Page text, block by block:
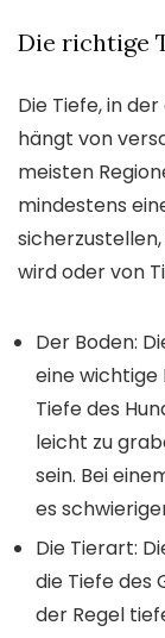
Die richtige
Die Tiefe, in
hängt von
meisten
mindestens
wird oder von
Der Boden:
eine wichtige
Tiefe des
leicht zu
sein. Bei
es
Die Tierart:
die Tiefe des
der Regel